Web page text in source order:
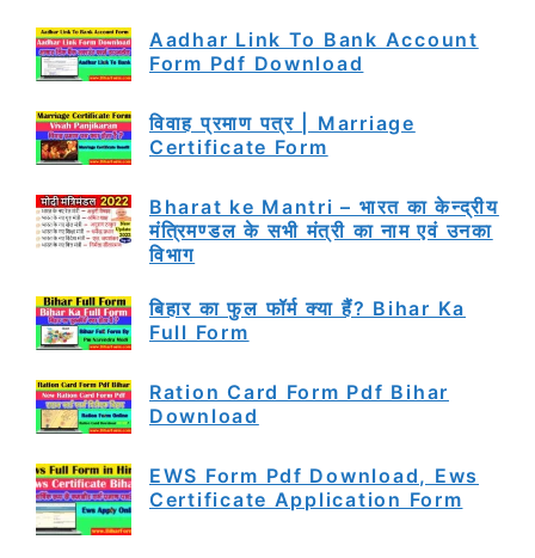
Aadhar Link To Bank Account
Form Pdf Download
विवाह प्रमाण पत्र | Marriage
Certificate Form
Bharat ke Mantri – भारत का केन्द्रीय
मंत्रिमण्डल के सभी मंत्री का नाम एवं उनका
विभाग
बिहार का फुल फॉर्म क्या हैं? Bihar Ka
Full Form
Ration Card Form Pdf Bihar
Download
EWS Form Pdf Download, Ews
Certificate Application Form